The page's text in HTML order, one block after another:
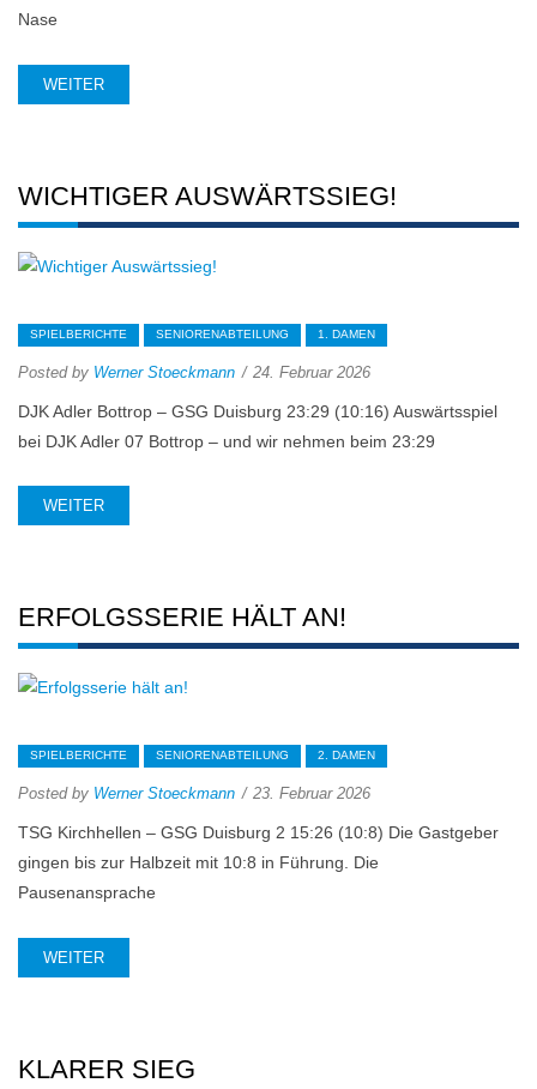
Nase
WEITER
WICHTIGER AUSWÄRTSSIEG!
SPIELBERICHTE SENIORENABTEILUNG 1. DAMEN
Posted by Werner Stoeckmann 24. Februar 2026
DJK Adler Bottrop – GSG Duisburg 23:29 (10:16) Auswärtsspiel
bei DJK Adler 07 Bottrop – und wir nehmen beim 23:29
WEITER
ERFOLGSSERIE HÄLT AN!
SPIELBERICHTE SENIORENABTEILUNG 2. DAMEN
Posted by Werner Stoeckmann 23. Februar 2026
TSG Kirchhellen – GSG Duisburg 2 15:26 (10:8) Die Gastgeber
gingen bis zur Halbzeit mit 10:8 in Führung. Die
Pausenansprache
WEITER
KLARER SIEG